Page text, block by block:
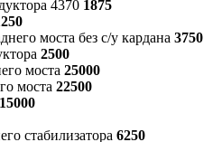
4370 1875
моста без с/у кардана 3750
2500
моста 25000
моста 22500
15000
стабилизатора 6250